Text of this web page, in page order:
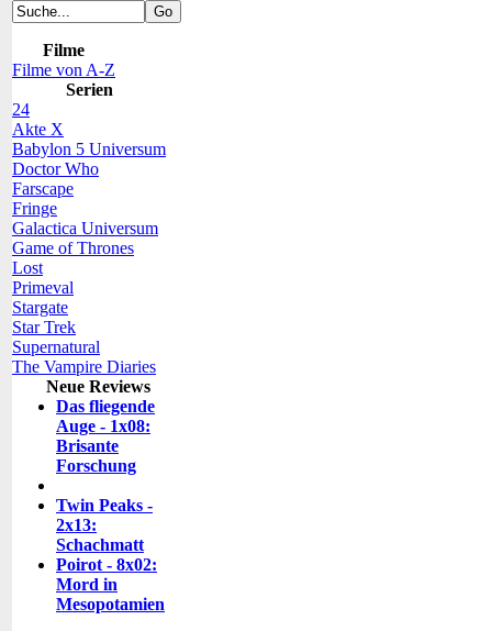
Filme
Filme von A-Z
Serien
24
Akte X
Babylon 5 Universum
Doctor Who
Farscape
Fringe
Galactica Universum
Game of Thrones
Lost
Primeval
Stargate
Star Trek
Supernatural
The Vampire Diaries
Neue Reviews
Das fliegende
Auge - 1x08:
Brisante
Forschung
Twin Peaks -
2x13:
Schachmatt
Poirot - 8x02:
Mord in
Mesopotamien